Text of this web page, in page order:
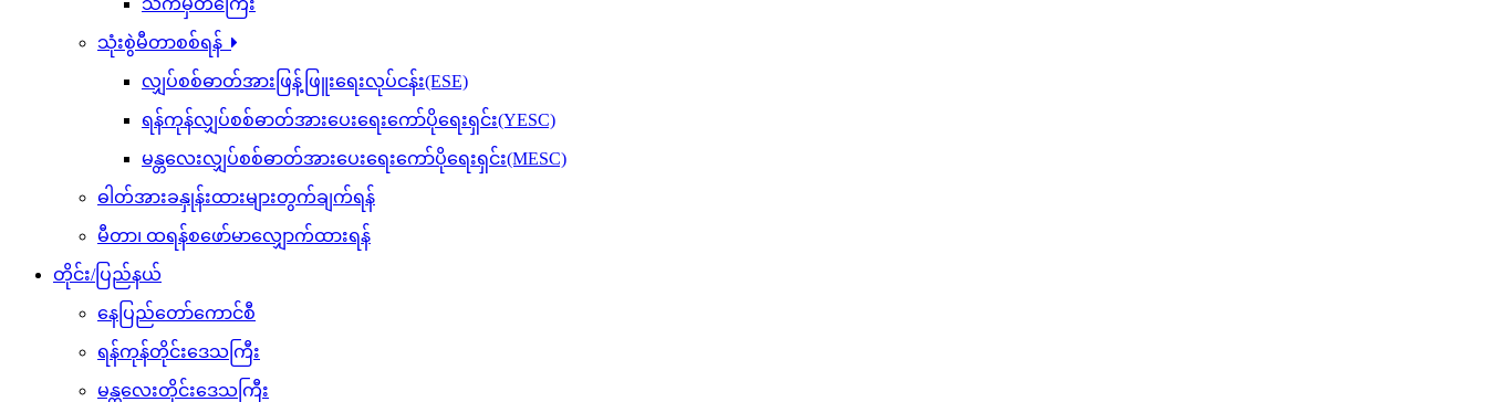
သက်မှတ်ကြေး
သုံးစွဲမီတာစစ်ရန်
လျှပ်စစ်ဓာတ်အားဖြန့်ဖြူးရေးလုပ်ငန်း(ESE)
ရန်ကုန်လျှပ်စစ်ဓာတ်အားပေးရေးကော်ပိုရေးရှင်း(YESC)
မန္တလေးလျှပ်စစ်ဓာတ်အားပေးရေးကော်ပိုရေးရှင်း(MESC)
ဓါတ်အားခနှုန်းထားများတွက်ချက်ရန်
မီတာ၊ ထရန်စဖော်မာလျှောက်ထားရန်
တိုင်း/ပြည်နယ်
နေပြည်တော်ကောင်စီ
ရန်ကုန်တိုင်းဒေသကြီး
မန္တလေးတိုင်းဒေသကြီး